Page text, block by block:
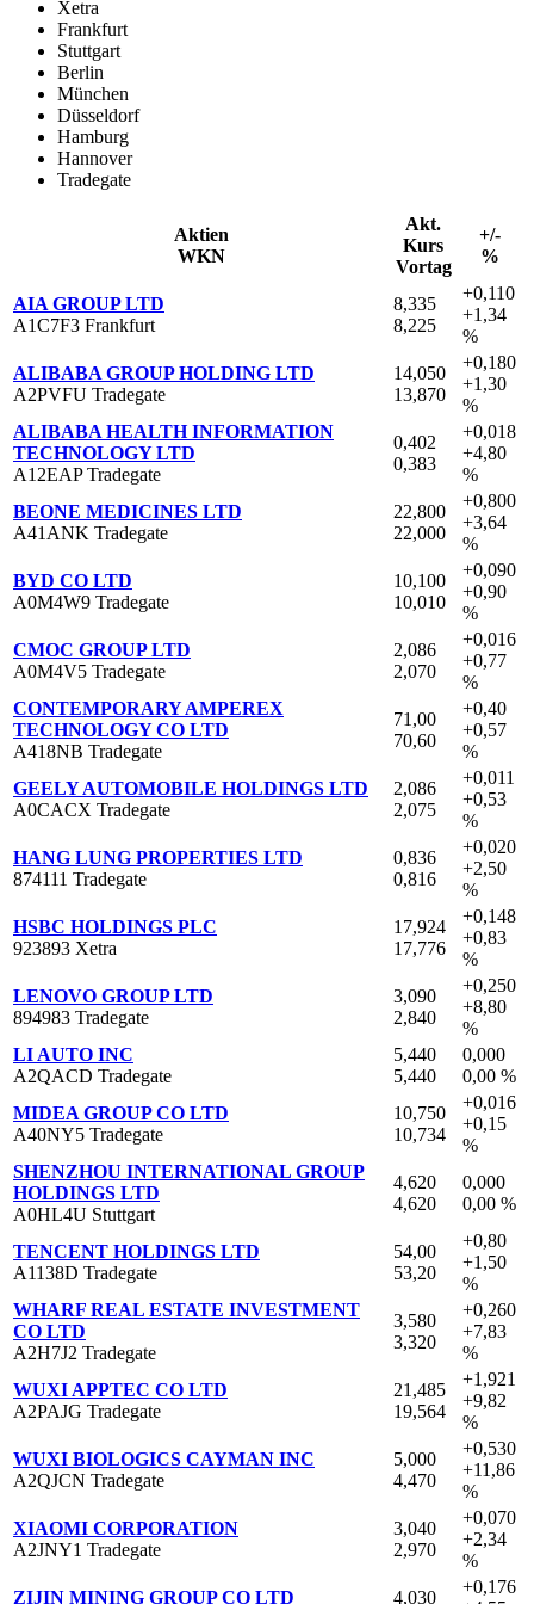
Xetra
Frankfurt
Stuttgart
Berlin
München
Düsseldorf
Hamburg
Hannover
Tradegate
Aktien
WKN
Akt.
Kurs
Vortag
+/-
%
AIA GROUP LTD
A1C7F3 Frankfurt
8,335
8,225
+0,110
+1,34
%
ALIBABA GROUP HOLDING LTD
A2PVFU Tradegate
14,050
13,870
+0,180
+1,30
%
ALIBABA HEALTH INFORMATION
TECHNOLOGY LTD
A12EAP Tradegate
0,402
0,383
+0,018
+4,80
%
BEONE MEDICINES LTD
A41ANK Tradegate
22,800
22,000
+0,800
+3,64
%
BYD CO LTD
A0M4W9 Tradegate
10,100
10,010
+0,090
+0,90
%
CMOC GROUP LTD
A0M4V5 Tradegate
2,086
2,070
+0,016
+0,77
%
CONTEMPORARY AMPEREX
TECHNOLOGY CO LTD
A418NB Tradegate
71,00
70,60
+0,40
+0,57
%
GEELY AUTOMOBILE HOLDINGS LTD
A0CACX Tradegate
2,086
2,075
+0,011
+0,53
%
HANG LUNG PROPERTIES LTD
874111 Tradegate
0,836
0,816
+0,020
+2,50
%
HSBC HOLDINGS PLC
923893 Xetra
17,924
17,776
+0,148
+0,83
%
LENOVO GROUP LTD
894983 Tradegate
3,090
2,840
+0,250
+8,80
%
LI AUTO INC
A2QACD Tradegate
5,440
5,440
0,000
0,00 %
MIDEA GROUP CO LTD
A40NY5 Tradegate
10,750
10,734
+0,016
+0,15
%
SHENZHOU INTERNATIONAL GROUP
HOLDINGS LTD
A0HL4U Stuttgart
4,620
4,620
0,000
0,00 %
TENCENT HOLDINGS LTD
A1138D Tradegate
54,00
53,20
+0,80
+1,50
%
WHARF REAL ESTATE INVESTMENT
CO LTD
A2H7J2 Tradegate
3,580
3,320
+0,260
+7,83
%
WUXI APPTEC CO LTD
A2PAJG Tradegate
21,485
19,564
+1,921
+9,82
%
WUXI BIOLOGICS CAYMAN INC
A2QJCN Tradegate
5,000
4,470
+0,530
+11,86
%
XIAOMI CORPORATION
A2JNY1 Tradegate
3,040
2,970
+0,070
+2,34
%
ZIJIN MINING GROUP CO LTD
4,030
+0,176